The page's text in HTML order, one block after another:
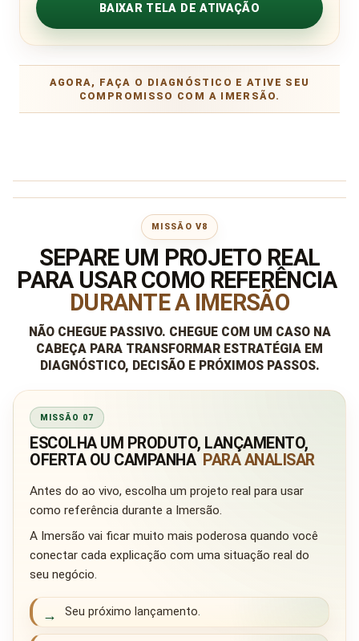
BAIXAR TELA DE ATIVAÇÃO
AGORA, FAÇA O DIAGNÓSTICO E ATIVE SEU
COMPROMISSO COM A IMERSÃO.
MISSÃO V8
SEPARE UM PROJETO REAL
PARA USAR COMO REFERÊNCIA
DURANTE A IMERSÃO
NÃO CHEGUE PASSIVO. CHEGUE COM UM CASO NA
CABEÇA PARA TRANSFORMAR ESTRATÉGIA EM
DIAGNÓSTICO, DECISÃO E PRÓXIMOS PASSOS.
MISSÃO 07
ESCOLHA UM PRODUTO, LANÇAMENTO,
OFERTA OU CAMPANHA PARA ANALISAR
Antes do ao vivo, escolha um projeto real para usar
como referência durante a Imersão.
A Imersão vai ficar muito mais poderosa quando você
conectar cada explicação com uma situação real do
seu negócio.
→ Seu próximo lançamento.